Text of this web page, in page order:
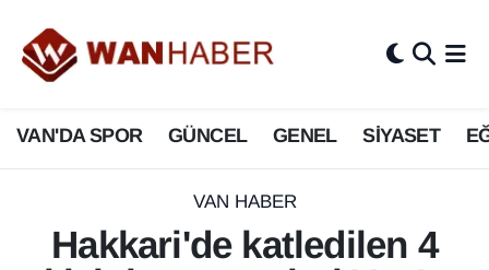
VAN'DA SPOR GÜNCEL GENEL SİYASET
VAN HABER
Hakkari'de katledilen 4
3.SAYFA
ASAYİŞ
BİLİM VE TEKNOLOJİ
Biyografi
Van Nöbetçi Eczaneler
Van Hava Durumu
Van Namaz Vakitleri
Van Trafik Yoğunluk Haritası